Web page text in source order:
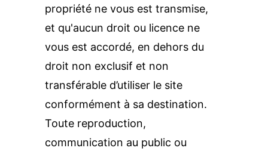
propriété ne vous est transmise,
et qu'aucun droit ou licence ne
vous est accordé, en dehors du
droit non exclusif et non
transférable d’utiliser le site
conformément à sa destination.
Toute reproduction,
communication au public ou